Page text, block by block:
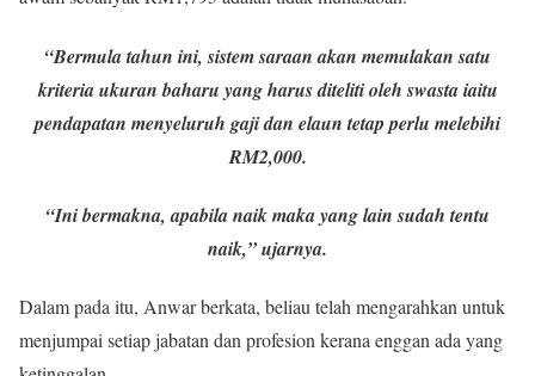
“Bermula tahun ini, sistem saraan akan memulakan satu
kriteria ukuran baharu yang harus diteliti oleh swasta iaitu
pendapatan menyeluruh gaji dan elaun tetap perlu melebihi
RM2,000.
“Ini bermakna, apabila naik maka yang lain sudah tentu
naik,” ujarnya.
Dalam pada itu, Anwar berkata, beliau telah mengarahkan untuk
menjumpai setiap jabatan dan profesion kerana enggan ada yang